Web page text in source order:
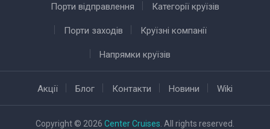
Порти відправлення Категорії круїзів
Порти заходів Круїзні компанії
Напрямки круїзів
Акції Блог Контакти Новини Wiki
Copyright © 2026 Center Cruises . All rights reserved.